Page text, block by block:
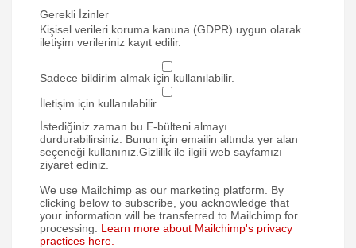
Gerekli İzinler
Kişisel verileri koruma kanuna (GDPR) uygun olarak
iletişim verileriniz kayıt edilir.
Sadece bildirim almak için kullanılabilir.
İletişim için kullanılabilir.
İstediğiniz zaman bu E-bülteni almayı
durdurabilirsiniz. Bunun için emailin altında yer alan
seçeneği kullanınız.Gizlilik ile ilgili web sayfamızı
ziyaret ediniz.
We use Mailchimp as our marketing platform. By
clicking below to subscribe, you acknowledge that
your information will be transferred to Mailchimp for
processing. Learn more about Mailchimp's privacy
practices here.